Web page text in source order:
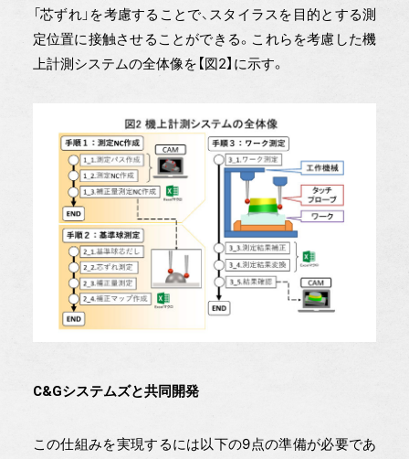
「芯ずれ」を考慮することで、スタイラスを目的とする測
定位置に接触させることができる。これらを考慮した機
上計測システムの全体像を【図2】に示す。
C&Gシステムズと共同開発
この仕組みを実現するには以下の9点の準備が必要であ